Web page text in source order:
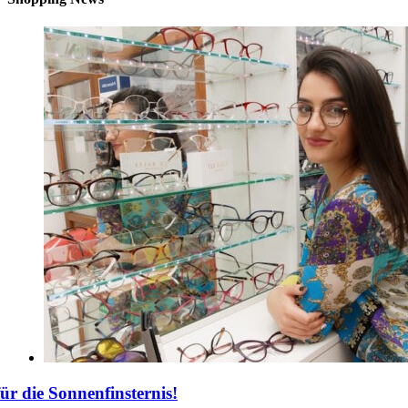
die Sonnenfinsternis!